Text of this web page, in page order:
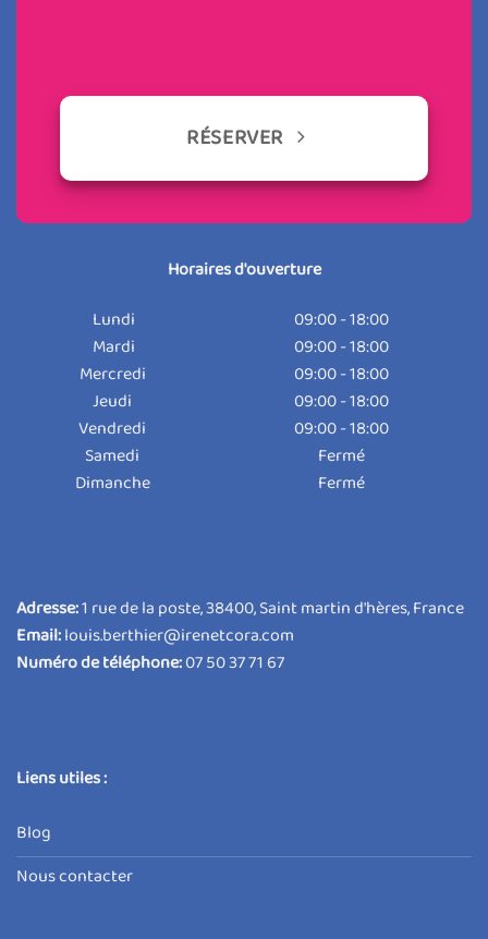
RÉSERVER
Horaires d'ouverture
Lundi
Mardi
Mercredi
Jeudi
Vendredi
Samedi
Dimanche
09:00 - 18:00
09:00 - 18:00
09:00 - 18:00
09:00 - 18:00
09:00 - 18:00
Fermé
Fermé
Adresse:1 rue de la poste, 38400, Saint martin d'hères, France
Email:louis.berthier@irenetcora.com
Numéro de téléphone:07 50 37 71 67
Liens utiles :
Blog
Nous contacter